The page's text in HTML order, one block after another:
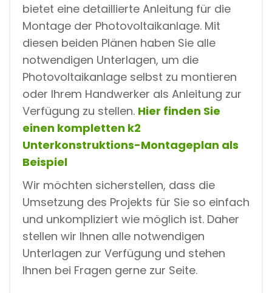
bietet eine detaillierte Anleitung für die
Montage der Photovoltaikanlage. Mit
diesen beiden Plänen haben Sie alle
notwendigen Unterlagen, um die
Photovoltaikanlage selbst zu montieren
oder Ihrem Handwerker als Anleitung zur
Verfügung zu stellen. Hier finden Sie
einen kompletten k2
Unterkonstruktions-Montageplan als
Beispiel
Wir möchten sicherstellen, dass die
Umsetzung des Projekts für Sie so einfach
und unkompliziert wie möglich ist. Daher
stellen wir Ihnen alle notwendigen
Unterlagen zur Verfügung und stehen
Ihnen bei Fragen gerne zur Seite.